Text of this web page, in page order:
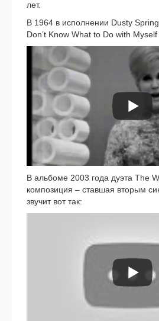
лет.
В 1964 в испол­не­нии Dusty
Don’t Know What to Do with Myself
В аль­бо­ме 2003 года дуэ­та The
ком­по­зи­ция – став­шая вто­рым
зву­чит вот так: